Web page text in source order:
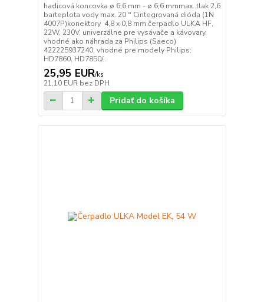
hadicová koncovka ø 6,6 mm - ø 6,6 mmmax. tlak 2,6
barteplota vody max. 20 ° Cintegrovaná dióda (1N
4007P)konektory 4,8 x 0,8 mm čerpadlo ULKA HF,
22W, 230V, univerzálne pre vysávače a kávovary,
vhodné ako náhrada za Philips (Saeco)
422225937240, vhodné pre modely Philips:
HD7860, HD7850/...
25,95 EUR/ks
21,10 EUR bez DPH
Pridať do košíka